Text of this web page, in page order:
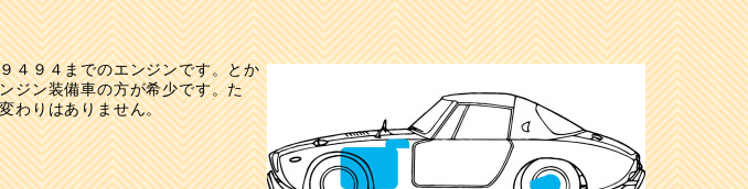
９４までのエンジンです。とか
ジン装備車の方が希少です。た
わりはありません。